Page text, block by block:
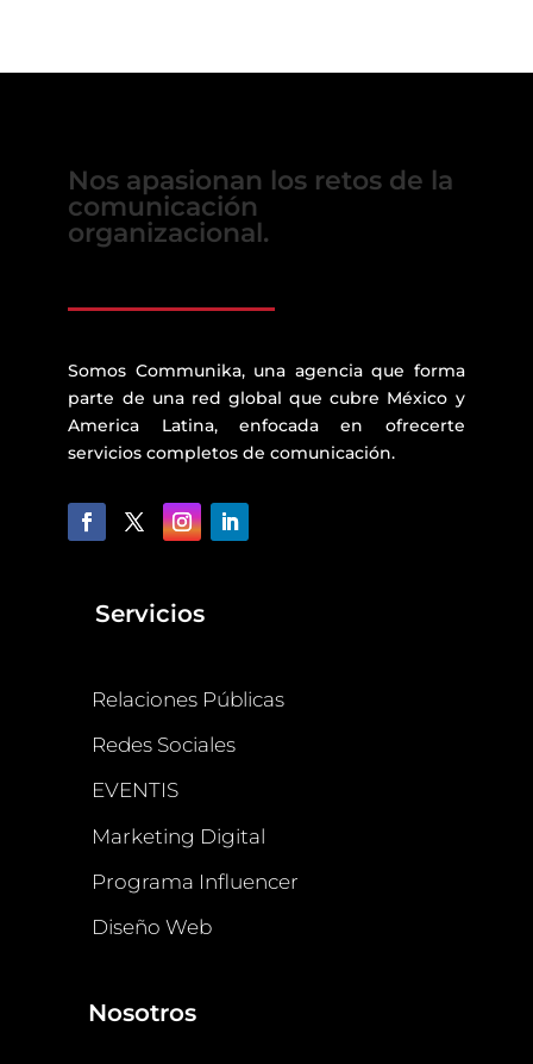
Nos apasionan los retos de la
comunicación
organizacional.
Somos Communika, una agencia que forma
parte de una red global que cubre México y
America Latina, enfocada en ofrecerte
servicios completos de comunicación.
Servicios
Relaciones Públicas
Redes Sociales
EVENTIS
Marketing Digital
Programa Influencer
Diseño Web
Nosotros